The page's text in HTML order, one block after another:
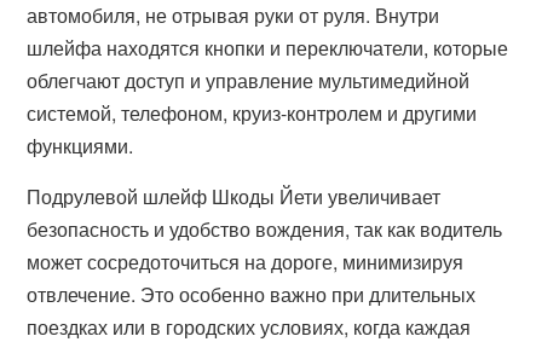
автомобиля, не отрывая руки от руля. Внутри
шлейфа находятся кнопки и переключатели, которые
облегчают доступ и управление мультимедийной
системой, телефоном, круиз-контролем и другими
функциями.
Подрулевой шлейф Шкоды Йети увеличивает
безопасность и удобство вождения, так как водитель
может сосредоточиться на дороге, минимизируя
отвлечение. Это особенно важно при длительных
поездках или в городских условиях, когда каждая